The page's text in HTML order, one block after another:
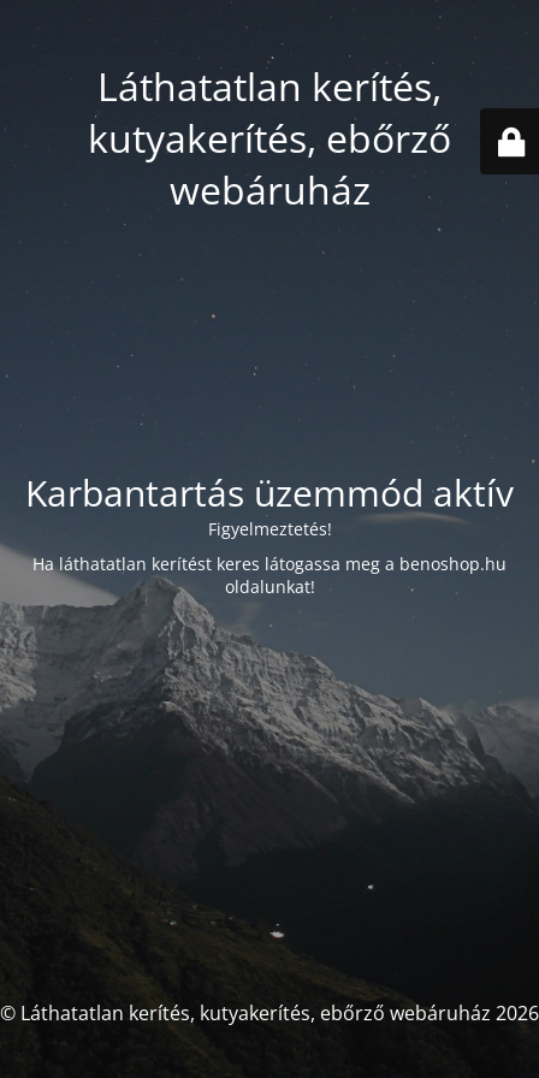
Láthatatlan kerítés,
kutyakerítés, ebőrző
webáruház
Karbantartás üzemmód aktív
Figyelmeztetés!
Ha láthatatlan kerítést keres látogassa meg a benoshop.hu
oldalunkat!
© Láthatatlan kerítés, kutyakerítés, ebőrző webáruház 2026